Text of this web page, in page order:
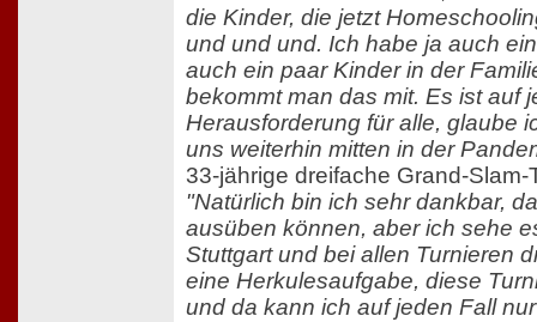
die Kinder, die jetzt
und und und. Ich habe ja auch
auch ein paar Kinder in der
bekommt man das mit. Es ist auf
Herausforderung für alle, glaube
uns weiterhin mitten in der
33-jährige dreifache Grand-Slam-
"Natürlich bin ich sehr dankbar,
ausüben können, aber ich sehe
Stuttgart und bei allen Turnieren
eine Herkulesaufgabe, diese
und da kann ich auf jeden Fall